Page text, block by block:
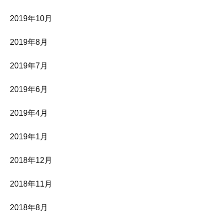
2019年10月
2019年8月
2019年7月
2019年6月
2019年4月
2019年1月
2018年12月
2018年11月
2018年8月